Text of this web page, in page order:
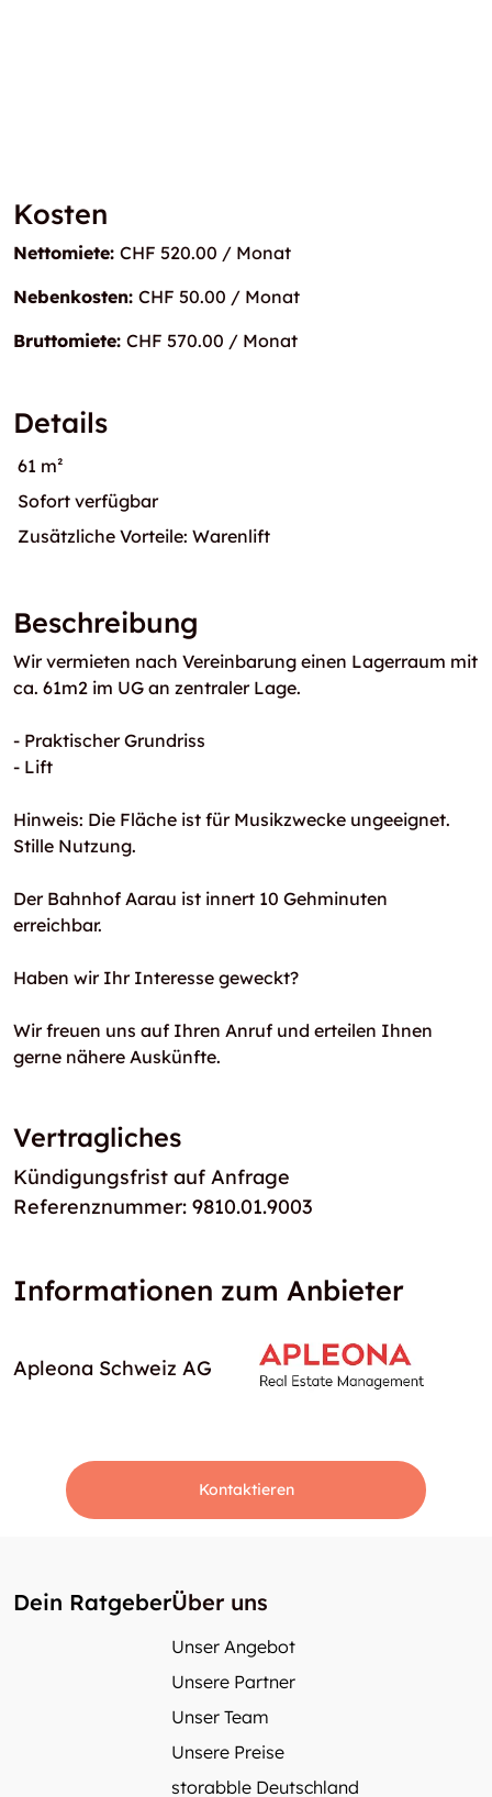
Kosten
Nettomiete: CHF 520.00 / Monat
Nebenkosten: CHF 50.00 / Monat
Bruttomiete: CHF 570.00 / Monat
Details
61 m²
Sofort verfügbar
Zusätzliche Vorteile: Warenlift
Beschreibung
Wir vermieten nach Vereinbarung einen Lagerraum mit
ca. 61m2 im UG an zentraler Lage.
- Praktischer Grundriss
- Lift
Hinweis: Die Fläche ist für Musikzwecke ungeeignet.
Stille Nutzung.
Der Bahnhof Aarau ist innert 10 Gehminuten
erreichbar.
Haben wir Ihr Interesse geweckt?
Wir freuen uns auf Ihren Anruf und erteilen Ihnen
gerne nähere Auskünfte.
Vertragliches
Kündigungsfrist auf Anfrage
Referenznummer: 9810.01.9003
Informationen zum Anbieter
Apleona Schweiz AG
Kontaktieren
Dein RatgeberÜber uns
Unser Angebot
Unsere Partner
Unser Team
Unsere Preise
storabble Deutschland